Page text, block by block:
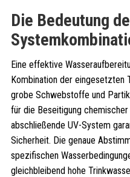
Die Bedeutung
Eine effektive
Kombination der eingesetzten
grobe Schwebstoffe und
für die Beseitigung chemischer
abschließende UV-System
Sicherheit. Die genaue
spezifischen
gleichbleibend hohe